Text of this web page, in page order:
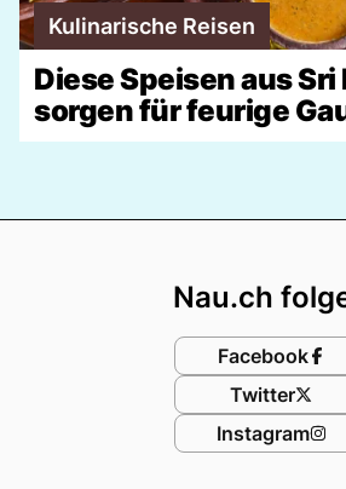
Kulinarische Reisen
Diese Speisen aus Sri
sorgen für feurige
Nau.ch
Facebook
Twitter
Instagram